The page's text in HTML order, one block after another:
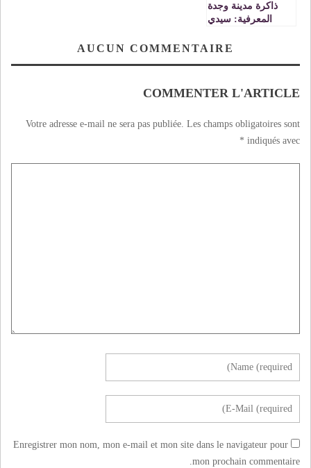
ذاكرة مدينة وجدة
المعرفية: سيدي
(توفي سنة 1860)
AUCUN COMMENTAIRE
COMMENTER L'ARTICLE
Votre adresse e-mail ne sera pas publiée. Les champs obligatoires sont
indiqués avec
*
Enregistrer mon nom, mon e-mail et mon site dans le navigateur pour
mon prochain commentaire.